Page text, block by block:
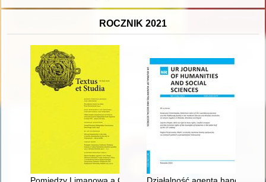
ROCZNIK 2021